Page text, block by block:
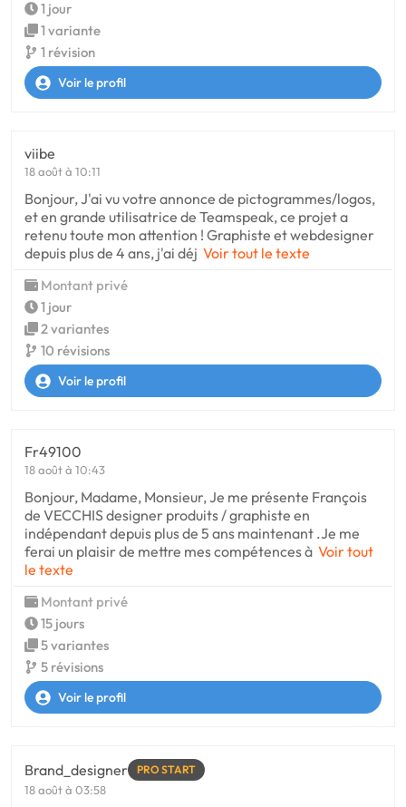
1 jour
1 variante
1 révision
Voir le profil
viibe
18 août à 10:11
Bonjour, J'ai vu votre annonce de pictogrammes/logos,
et en grande utilisatrice de Teamspeak, ce projet a
retenu toute mon attention ! Graphiste et webdesigner
depuis plus de 4 ans, j'ai déj Voir tout le texte
Montant privé
1 jour
2 variantes
10 révisions
Voir le profil
Fr49100
18 août à 10:43
Bonjour, Madame, Monsieur, Je me présente François
de VECCHIS designer produits / graphiste en
indépendant depuis plus de 5 ans maintenant .Je me
ferai un plaisir de mettre mes compétences à Voir tout
le texte
Montant privé
15 jours
5 variantes
5 révisions
Voir le profil
Brand_designer PRO START
18 août à 03:58